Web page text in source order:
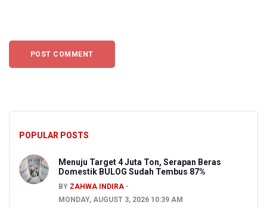
POPULAR POSTS
Menuju Target 4 Juta Ton, Serapan Beras
Domestik BULOG Sudah Tembus 87%
BY ZAHWA INDIRA
MONDAY, AUGUST 3, 2026 10:39 AM